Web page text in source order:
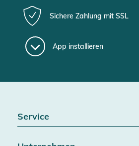
Sichere Zahlung mit SSL
App installieren
Service